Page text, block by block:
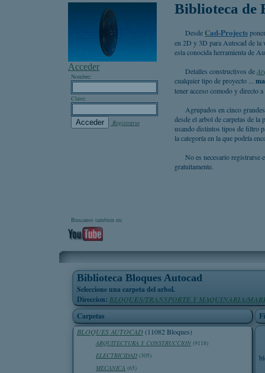
Acceder
Nombre:
Clave:
Registrarse
Buscanos tambien en:
Biblioteca de
DesdeCad-Projects
en 2D y 3D para Autocad de la
esta conocida herramienta de
Detalles constructivos de
cualquier tipo de proyecto ...
tener acceso comodo y directo
Agrupados en cinco
desde el arbol de carpetas de
usando distintos tipos de filtro
la categoría en la que podría
No es necesario registrarse
gratuitamente.
Biblioteca Bloques Autocad
Seleccione una carpeta del arbol.
Direccion: BLOQUES/TRANSPORTE Y MAQUINARIA/
Carpetas
BLOQUES AUTOCAD(11082 Bloques)
ARQUITECTURA Y CONSTRUCCION (9118)
ELECTRICIDAD (305)
MECANICA (65)